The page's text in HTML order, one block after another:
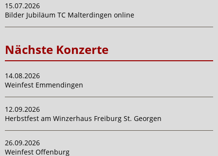
15.07.2026
Bilder Jubiläum TC Malterdingen online
Nächste Konzerte
14.08.2026
Weinfest Emmendingen
12.09.2026
Herbstfest am Winzerhaus Freiburg St. Georgen
26.09.2026
Weinfest Offenburg